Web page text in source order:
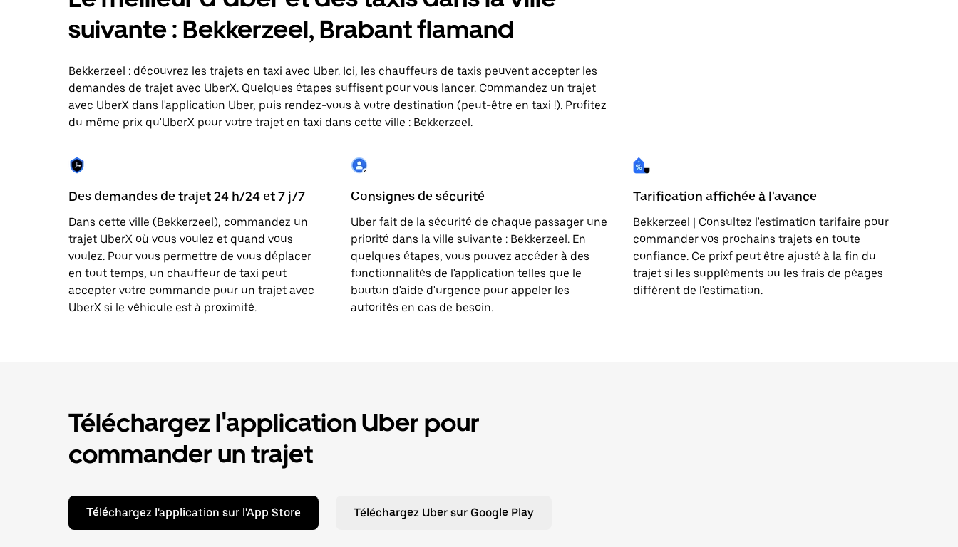
le
calendrier
et
date.
Appuyez
sur
la
touche
fermer
le
suivante : Bekkerzeel, Brabant flamand
Bekkerzeel : découvrez les trajets en taxi avec Uber. Ici, les chauffeurs de taxis peuvent accepter les
demandes de trajet avec UberX. Quelques étapes suffisent pour vous lancer. Commandez un trajet
avec UberX dans l'application Uber, puis rendez-vous à votre destination (peut-être en taxi !). Profitez
du même prix qu'UberX pour votre trajet en taxi dans cette ville : Bekkerzeel.
Des demandes de trajet 24 h/24 et 7 j/7
Dans cette ville (Bekkerzeel), commandez un
trajet UberX où vous voulez et quand vous
voulez. Pour vous permettre de vous déplacer
en tout temps, un chauffeur de taxi peut
accepter votre commande pour un trajet avec
UberX si le véhicule est à proximité.
Consignes de sécurité
Uber fait de la sécurité de chaque passager une
priorité dans la ville suivante : Bekkerzeel. En
quelques étapes, vous pouvez accéder à des
fonctionnalités de l'application telles que le
bouton d'aide d'urgence pour appeler les
autorités en cas de besoin.
Tarification affichée à l'avance
Bekkerzeel | Consultez l'estimation tarifaire pour
commander vos prochains trajets en toute
confiance. Ce prixf peut être ajusté à la fin du
trajet si les suppléments ou les frais de péages
diffèrent de l'estimation.
Téléchargez l'application Uber pour
commander un trajet
Téléchargez l'application sur l'App Store Téléchargez Uber sur Google Play